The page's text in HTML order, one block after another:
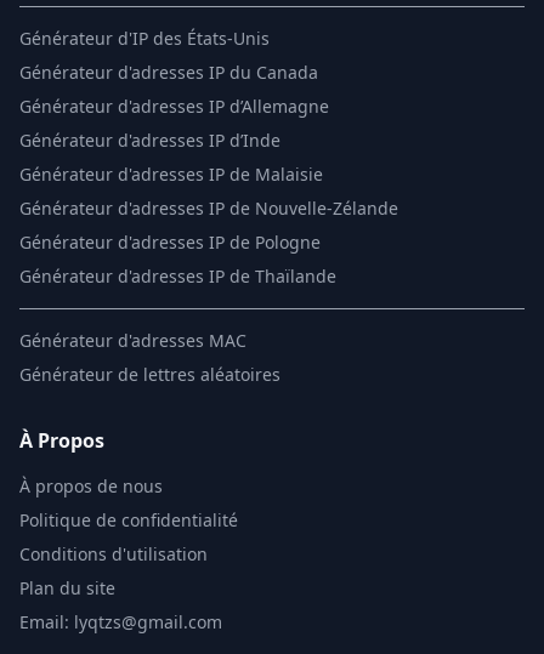
Générateur d'IP des États-Unis
Générateur d'adresses IP du Canada
Générateur d'adresses IP d’Allemagne
Générateur d'adresses IP d’Inde
Générateur d'adresses IP de Malaisie
Générateur d'adresses IP de Nouvelle-Zélande
Générateur d'adresses IP de Pologne
Générateur d'adresses IP de Thaïlande
Générateur d'adresses MAC
Générateur de lettres aléatoires
À Propos
À propos de nous
Politique de confidentialité
Conditions d'utilisation
Plan du site
Email: lyqtzs@gmail.com